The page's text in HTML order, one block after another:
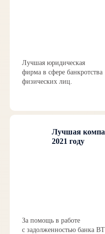
Лучшая юридическая
фирма в сфере банкротства
физических лиц.
Лучшая
2021 году
За помощь в работе
с задолженностью банка